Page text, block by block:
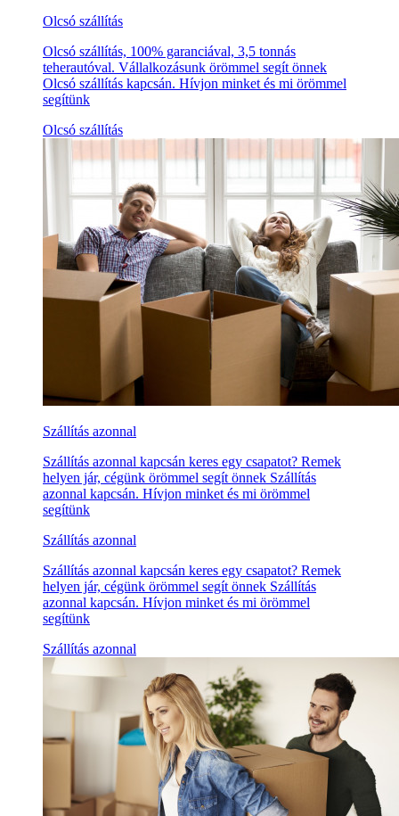
Olcsó szállítás
Olcsó szállítás, 100% garanciával, 3,5 tonnás
teherautóval. Vállalkozásunk örömmel segít önnek
Olcsó szállítás kapcsán. Hívjon minket és mi örömmel
segítünk
Olcsó szállítás
Szállítás azonnal
Szállítás azonnal kapcsán keres egy csapatot? Remek
helyen jár, cégünk örömmel segít önnek Szállítás
azonnal kapcsán. Hívjon minket és mi örömmel
segítünk
Szállítás azonnal
Szállítás azonnal kapcsán keres egy csapatot? Remek
helyen jár, cégünk örömmel segít önnek Szállítás
azonnal kapcsán. Hívjon minket és mi örömmel
segítünk
Szállítás azonnal